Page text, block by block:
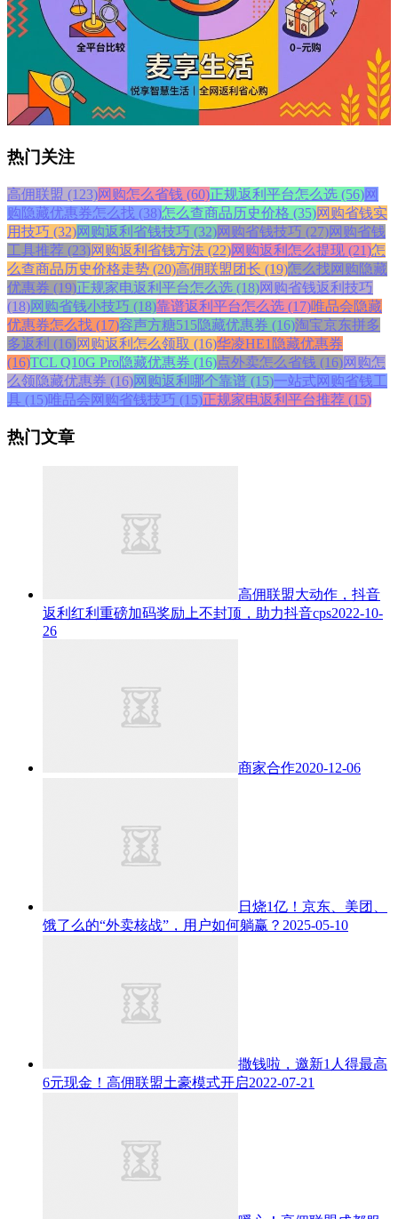
热门关注
高佣联盟 (123)网购怎么省钱 (60)正规返利平台怎么选 (56)网
购隐藏优惠券怎么找 (38)怎么查商品历史价格 (35)网购省钱实
用技巧 (32)网购返利省钱技巧 (32)网购省钱技巧 (27)网购省钱
工具推荐 (23)网购返利省钱方法 (22)网购返利怎么提现 (21)怎
么查商品历史价格走势 (20)高佣联盟团长 (19)怎么找网购隐藏
优惠券 (19)正规家电返利平台怎么选 (18)网购省钱返利技巧
(18)网购省钱小技巧 (18)靠谱返利平台怎么选 (17)唯品会隐藏
优惠券怎么找 (17)容声方糖515隐藏优惠券 (16)淘宝京东拼多
多返利 (16)网购返利怎么领取 (16)华凌HE1隐藏优惠券
(16)TCL Q10G Pro隐藏优惠券 (16)点外卖怎么省钱 (16)网购怎
么领隐藏优惠券 (16)网购返利哪个靠谱 (15)一站式网购省钱工
具 (15)唯品会网购省钱技巧 (15)正规家电返利平台推荐 (15)
热门文章
高佣联盟大动作，抖音
返利红利重磅加码奖励上不封顶，助力抖音cps2022-10-
26
商家合作2020-12-06
日烧1亿！京东、美团、
饿了么的“外卖核战”，用户如何躺赢？ 2025-05-10
撒钱啦，邀新1人得最高
6元现金！高佣联盟土豪模式开启2022-07-21